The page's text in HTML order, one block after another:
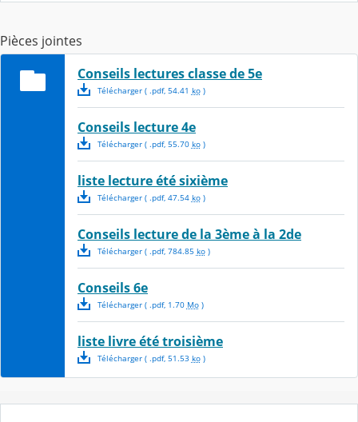
Pièces jointes
Conseils lectures classe de 5e
Télécharger( .pdf, 54.41 ko)
Conseils lecture 4e
Télécharger( .pdf, 55.70 ko)
liste lecture été sixième
Télécharger( .pdf, 47.54 ko)
Conseils lecture de la 3ème à la 2de
Télécharger( .pdf, 784.85 ko)
Conseils 6e
Télécharger( .pdf, 1.70 Mo)
liste livre été troisième
Télécharger( .pdf, 51.53 ko)